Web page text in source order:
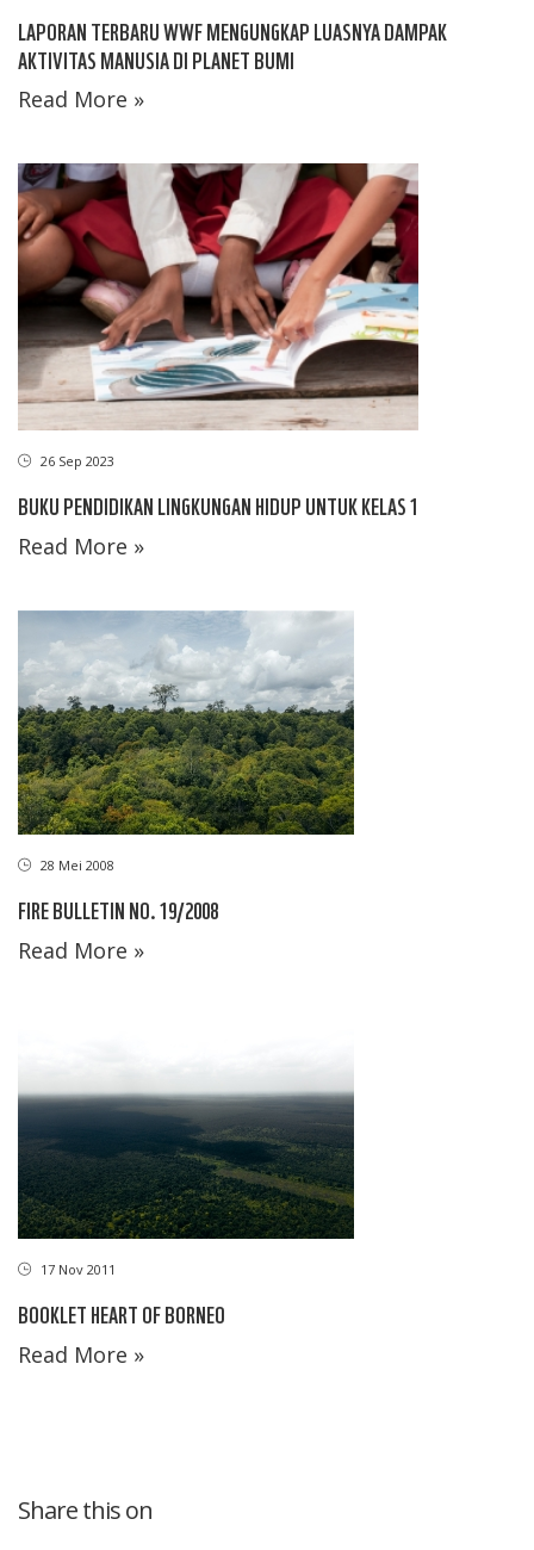
LAPORAN TERBARU WWF MENGUNGKAP LUASNYA DAMPAK
AKTIVITAS MANUSIA DI PLANET BUMI
Read More »
26 Sep 2023
BUKU PENDIDIKAN LINGKUNGAN HIDUP UNTUK KELAS 1
Read More »
28 Mei 2008
FIRE BULLETIN NO. 19/2008
Read More »
17 Nov 2011
BOOKLET HEART OF BORNEO
Read More »
Share this on